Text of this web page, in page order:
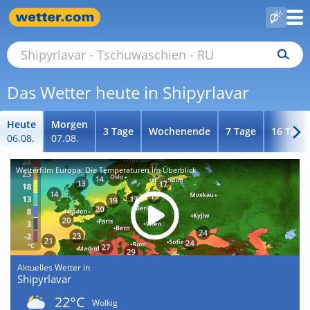
Das Wetter heute in Shipyrlavar
Heute
06.08.
Morgen
07.08.
3 Tage Wochenende 7 Tage 16 Tage
Wetterfilm Europa: Die Temperaturen im Überblick
Aktuelles Wetter in
Shipyrlavar
22°C
Wolkig